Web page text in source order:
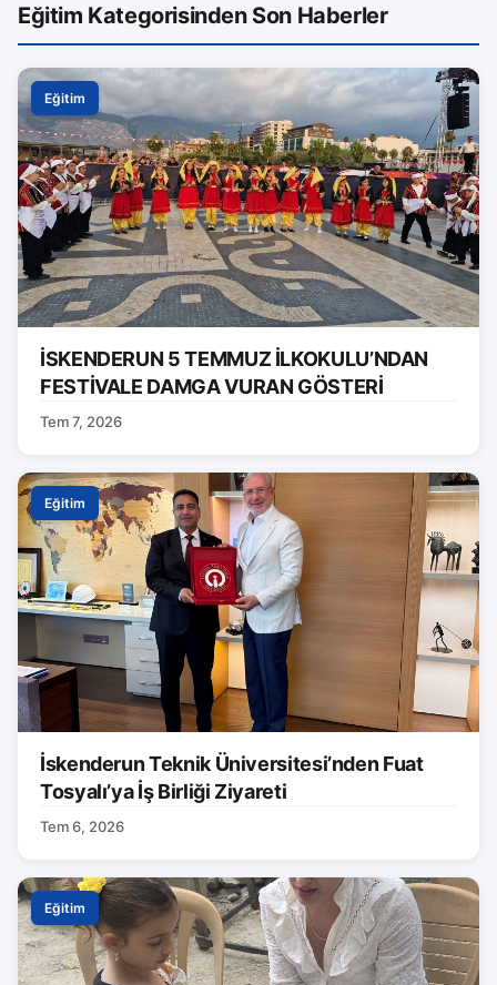
Eğitim Kategorisinden Son Haberler
Eğitim
İSKENDERUN 5 TEMMUZ İLKOKULU’NDAN
FESTİVALE DAMGA VURAN GÖSTERİ
Tem 7, 2026
Eğitim
İskenderun Teknik Üniversitesi’nden Fuat
Tosyalı’ya İş Birliği Ziyareti
Tem 6, 2026
Eğitim